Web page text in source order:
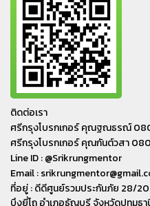
ติดต่อเรา
ศรีกรุงโบรกเกอร์ คุณฐณธรณ์
ศรีกรุงโบรกเกอร์ คุณกันต์วสา
Line ID : @Srikrungmentor
Email :
ที่อยู่ : ดีดีศูนย์รวมประกันภัย 28/
บึงยี่โถ อำเภอ​ธัญบุรี​ จังหวัดปทุมธา